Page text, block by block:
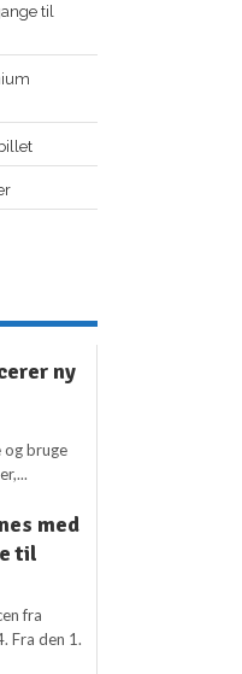
til
ny
og bruge
med
til
fra
Fra den 1.